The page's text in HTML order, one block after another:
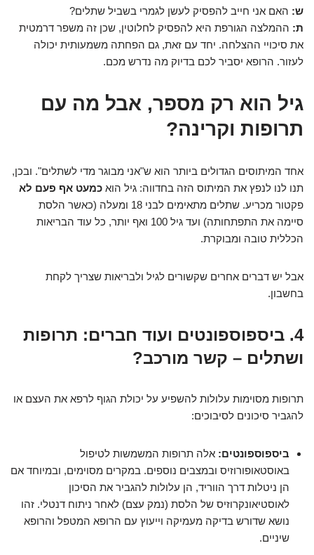
ש: האם אני חייב להפסיק לעשן לגמרי בשביל שתלים?
ת: ההמלצה הגורפת היא להפסיק לחלוטין, שכן זה משפר דרמטית
את סיכויי ההצלחה. יחד עם זאת, גם הפחתה משמעותית יכולה
לעזור. הרופא יסביר לכם בדיוק מה נדרש מכם.
גיל הוא רק מספר, אבל מה עם
תרופות וקרינה?
אחד המיתוסים הגדולים ביותר הוא ש"אני מבוגר מדי לשתלים". ובכן,
תנו לנו לנפץ את המיתוס הזה בחדווה: גיל הוא כמעט אף פעם לא
פקטור מכריע. שתלים מתאימים לבני 18 ומעלה (כאשר הלסת
סיימה את התפתחותה) ועד גיל 100 ואף יותר, כל עוד הבריאות
הכללית טובה ומבוקרת.
אבל יש דברים אחרים שקשורים לגיל ולבריאות שצריך לקחת
בחשבון.
4. ביספוספונטים ועוד חברים: תרופות
ושתלים – קשר מורכב?
תרופות מסוימות עלולות להשפיע על יכולת הגוף לרפא את העצם או
להגביר סיכונים לסיבוכים:
ביספוספונטים: אלה תרופות המשמשות לטיפול
באוסטאופורוזיס ובמצבים נוספים. במקרים מסוימים, ובמיוחד אם
הן ניטלות דרך הווריד, הן עלולות להגביר את הסיכון
לאוסטיאונקרוזיס של הלסת (נמק עצם) לאחר ניתוח דנטלי. זהו
נושא שדורש בדיקה מעמיקה וייעוץ עם הרופא המטפל והרופא
שיניים.